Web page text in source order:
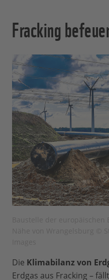
Fracking
Die Klimabilanz von
Erdgas aus Fracking –